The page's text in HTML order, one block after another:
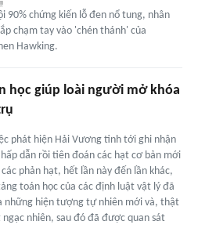
90% chứng kiến lỗ đen nổ tung, nhân
chạm tay vào 'chén thánh' của
Hawking.
học giúp loài người mở khóa
phát hiện Hải Vương tinh tới ghi nhận
hấp dẫn rồi tiên đoán các hạt cơ bản mới
phản hạt, hết lần này đến lần khác,
toán học của các định luật vật lý đã
những hiện tượng tự nhiên mới và, thật
ngạc nhiên, sau đó đã được quan sát